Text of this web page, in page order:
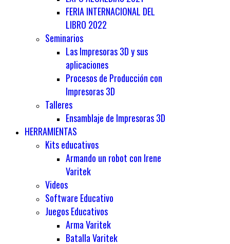
FERIA INTERNACIONAL DEL
LIBRO 2022
Seminarios
Las Impresoras 3D y sus
aplicaciones
Procesos de Producción con
Impresoras 3D
Talleres
Ensamblaje de Impresoras 3D
HERRAMIENTAS
Kits educativos
Armando un robot con Irene
Varitek
Videos
Software Educativo
Juegos Educativos
Arma Varitek
Batalla Varitek